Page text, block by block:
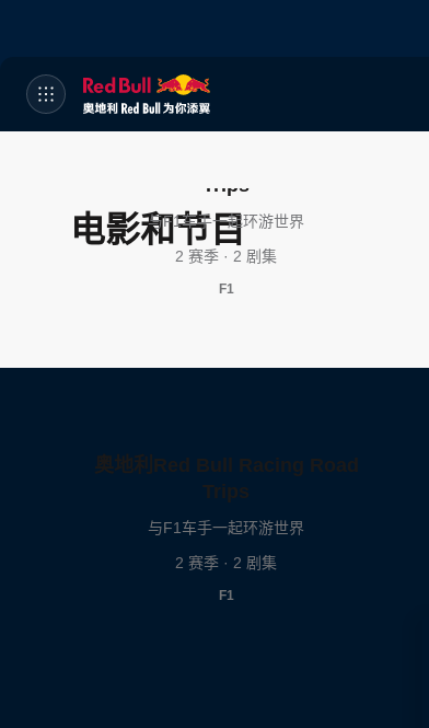
电影和节目
Trips
与F1车手一起环游世界
2 赛季 · 2 剧集
F1
奥地利Red Bull Racing Road
Trips
与F1车手一起环游世界
2 赛季 · 2 剧集
F1